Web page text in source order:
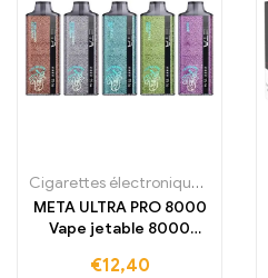
Cigarettes électroniques jetables
META ULTRA PRO 8000
Vape jetable 8000
€12,40